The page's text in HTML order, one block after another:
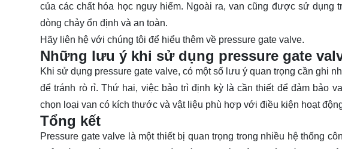
của các chất hóa học nguy hiểm. Ngoài ra, van cũng được sử
dòng chảy ổn định và an toàn.
Hãy liên hệ với chúng tôi để hiểu thêm về pressure gate valve.
Những lưu ý khi sử dụng pressure gate
Khi sử dụng pressure gate valve, có một số lưu ý quan trọng cần ghi
để tránh rò rỉ. Thứ hai, việc bảo trì định kỳ là cần thiết để đảm bảo
chọn loại van có kích thước và vật liệu phù hợp với điều kiện hoạt
Tổng kết
Pressure gate valve là một thiết bị quan trọng trong nhiều hệ thống